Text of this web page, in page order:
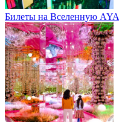
Билеты на Вселенную AYA